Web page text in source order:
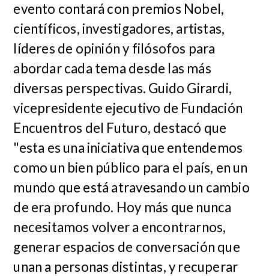
evento contará con premios Nobel,
científicos, investigadores, artistas,
líderes de opinión y filósofos para
abordar cada tema desde las más
diversas perspectivas. Guido Girardi,
vicepresidente ejecutivo de Fundación
Encuentros del Futuro, destacó que
"esta es una iniciativa que entendemos
como un bien público para el país, en un
mundo que está atravesando un cambio
de era profundo. Hoy más que nunca
necesitamos volver a encontrarnos,
generar espacios de conversación que
unan a personas distintas, y recuperar